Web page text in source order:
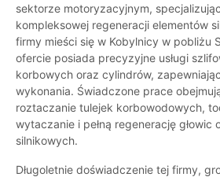
sektorze motoryzacyjnym,
kompleksowej regeneracji elementów
firmy mieści się w Kobylnicy w pobliżu
ofercie posiada precyzyjne usługi
korbowych oraz cylindrów,
wykonania. Świadczone prace
roztaczanie tulejek korbowodowych,
wytaczanie i pełną regenerację głowic
silnikowych.
Długoletnie doświadczenie tej firmy,